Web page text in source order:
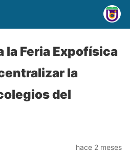
la Feria Expofísica
la
del
hace 2 meses